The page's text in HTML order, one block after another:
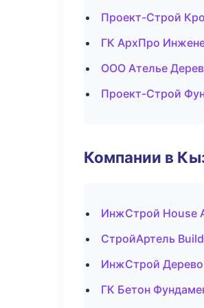
Проект-Строй
ГК АрхПро
ООО Ателье
Проект-Строй
Компании в
ИнжСтрой House
СтройАртель
ИнжСтрой
ГК Бетон